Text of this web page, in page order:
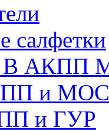
салфетки
В АКПП
и
и ГУР